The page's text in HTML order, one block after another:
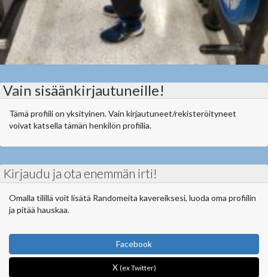
Vain sisäänkirjautuneille!
Tämä profiili on yksityinen. Vain kirjautuneet/rekisteröityneet
voivat katsella tämän henkilön profiilia.
Kirjaudu ja ota enemmän irti!
Omalla tilillä voit lisätä Randomeita kavereiksesi, luoda oma profiilin
ja pitää hauskaa.
Facebook
X (ex Twitter)